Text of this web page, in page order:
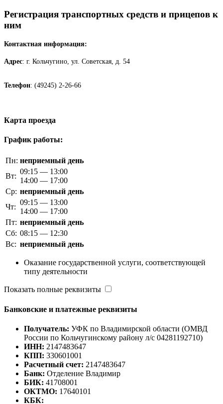
Регистрация транспортных средств и прицепов к
ним
Контактная информация:
Адрес: г. Кольчугино, ул. Советская, д. 54
Телефон: (49245) 2-26-66
Карта проезда
График работы:
Пн: неприемный день
Вт:
09:15 — 13:00
14:00 — 17:00
Ср: неприемный день
Чт:
09:15 — 13:00
14:00 — 17:00
Пт: неприемный день
Сб: 08:15 — 12:30
Вс: неприемный день
Оказание государственной услуги, соответствующей
типу деятельности
Показать полные реквизиты
Банковские и платежные реквизиты
Получатель: УФК по Владимирской области (ОМВД
России по Кольчугинскому району л/с 04281192710)
ИНН: 2147483647
КПП: 330601001
Расчетный счет: 2147483647
Банк: Отделение Владимир
БИК: 41708001
ОКТМО: 17640101
КБК: